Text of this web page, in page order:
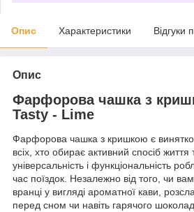
Опис Характеристики Відгуки
Опис
Фарфорова чашка з
Tasty - Lime
Фарфорова чашка з кришкою є
всіх, хто обирає активний спосіб життя
універсальність і функціональність
час поїздок. Незалежно від того, чи
вранці у вигляді ароматної кави,
перед сном чи навіть гарячого